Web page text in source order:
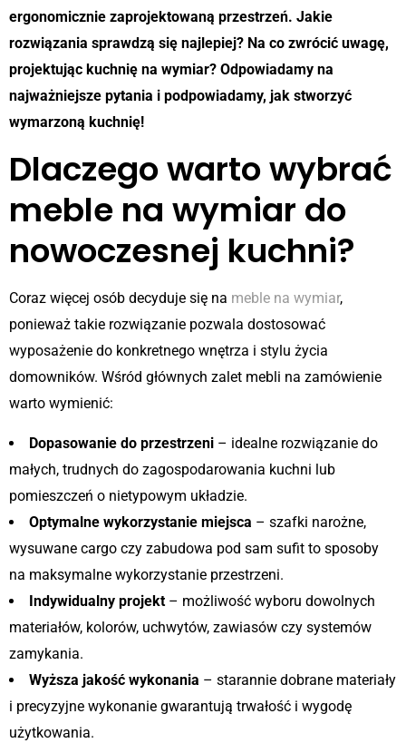
ergonomicznie zaprojektowaną przestrzeń. Jakie
rozwiązania sprawdzą się najlepiej? Na co zwrócić uwagę,
projektując kuchnię na wymiar? Odpowiadamy na
najważniejsze pytania i podpowiadamy, jak stworzyć
wymarzoną kuchnię!
Dlaczego warto wybrać
meble na wymiar do
nowoczesnej kuchni?
Coraz więcej osób decyduje się na meble na wymiar,
ponieważ takie rozwiązanie pozwala dostosować
wyposażenie do konkretnego wnętrza i stylu życia
domowników. Wśród głównych zalet mebli na zamówienie
warto wymienić:
Dopasowanie do przestrzeni – idealne rozwiązanie do
małych, trudnych do zagospodarowania kuchni lub
pomieszczeń o nietypowym układzie.
Optymalne wykorzystanie miejsca – szafki narożne,
wysuwane cargo czy zabudowa pod sam sufit to sposoby
na maksymalne wykorzystanie przestrzeni.
Indywidualny projekt – możliwość wyboru dowolnych
materiałów, kolorów, uchwytów, zawiasów czy systemów
zamykania.
Wyższa jakość wykonania – starannie dobrane materiały
i precyzyjne wykonanie gwarantują trwałość i wygodę
użytkowania.